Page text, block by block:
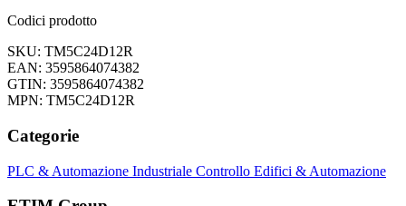
Codici prodotto
SKU: TM5C24D12R
EAN: 3595864074382
GTIN: 3595864074382
MPN: TM5C24D12R
Categorie
PLC & Automazione Industriale Controllo Edifici & Automazione